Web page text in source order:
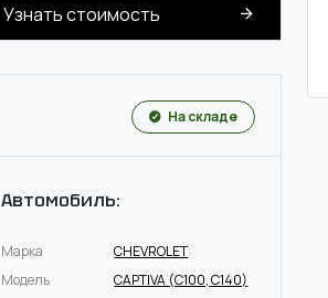
Узнать стоимость
На складе
Автомобиль:
Марка
CHEVROLET
Модель
CAPTIVA (C100, C140)